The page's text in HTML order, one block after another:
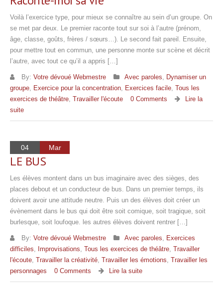
Voilà l’exercice type, pour mieux se connaître au sein d’un groupe. On
se met par deux. Le premier raconte tout sur soi à l’autre (prénom,
âge, classe, goûts, frères / sœurs…). Le second fait pareil. Ensuite,
pour mettre tout en commun, une personne monte sur scène et décrit
l’autre, avec tout ce qu’il a appris […]
By: Votre dévoué Webmestre Avec paroles, Dynamiser un
groupe, Exercice pour la concentration, Exercices facile, Tous les
exercices de théâtre, Travailler l'écoute 0 Comments
Lire la
suite
04 Mar
LE BUS
Les élèves montent dans un bus imaginaire avec des sièges, des
places debout et un conducteur de bus. Dans un premier temps, ils
doivent avoir une attitude neutre. Puis un des élèves doit créer un
évènement dans le bus qui doit être soit comique, soit tragique, soit
burlesque, soit loufoque. les autres élèves doivent rentrer […]
By: Votre dévoué Webmestre Avec paroles, Exercices
difficiles, Improvisations, Tous les exercices de théâtre, Travailler
l'écoute, Travailler la créativité, Travailler les émotions, Travailler les
personnages
0 Comments Lire la suite